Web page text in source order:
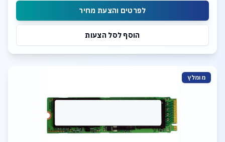
לפרטים והצעת מחיר
הוסף לסל הצעות
מומלץ